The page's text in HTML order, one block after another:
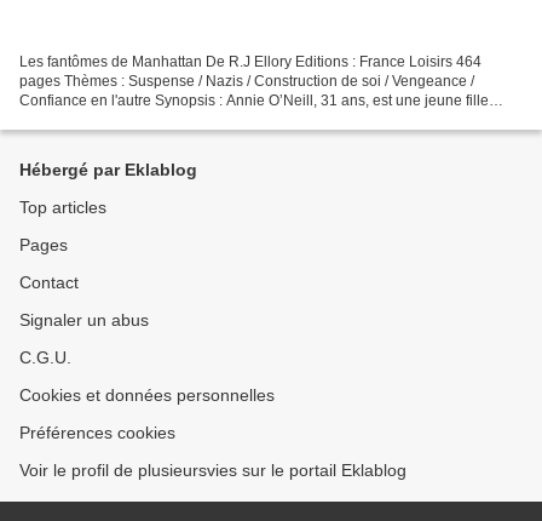
Les fantômes de Manhattan De R.J Ellory Editions : France Loisirs 464
pages Thèmes : Suspense / Nazis / Construction de soi / Vengeance /
Confiance en l'autre Synopsis : Annie O’Neill, 31 ans, est une jeune fille
Hébergé par Eklablog
Top articles
Pages
Contact
Signaler un abus
C.G.U.
Cookies et données personnelles
Préférences cookies
Voir le profil de plusieursvies sur le portail Eklablog